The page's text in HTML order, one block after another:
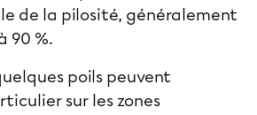
de la pilosité, généralement
90 %.
poils peuvent
sur les zones